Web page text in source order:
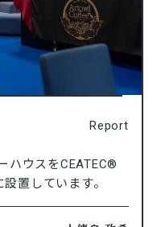
Report
ハウスをCEATEC®
置しています。